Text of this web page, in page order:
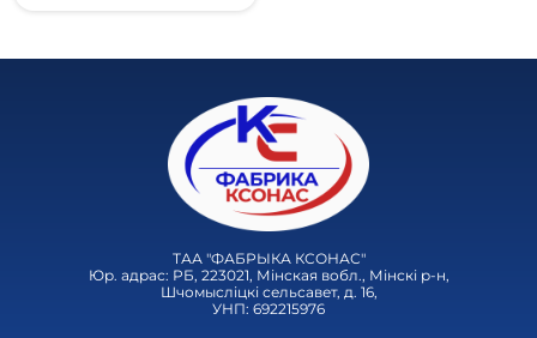
ТАА "ФАБРЫКА КСОНАС"
Юр. адрас: РБ, 223021, Мінская вобл., Мінскі р-н,
Шчомысліцкі сельсавет, д. 16,
УНП: 692215976